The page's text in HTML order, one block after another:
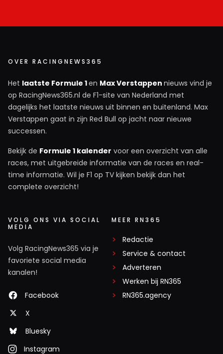
OVER RACINGNEWS365
Het laatste Formule 1en Max Verstappen nieuws vind je
op RacingNews365.nl de F1-site van Nederland met
dagelijks het laatste nieuws uit binnen en buitenland. Max
Verstappen gaat in zijn Red Bull op jacht naar nieuwe
successen.
Bekijk de Formule 1 kalender voor een overzicht van alle
races, met uitgebreide informatie van de races en real-
time informatie. Wil je F1 op TV kijken bekijk dan het
complete overzicht!
VOLG ONS VIA SOCIAL
MEDIA
Volg RacingNews365 via je
favoriete social media
kanalen!
Facebook
X
Bluesky
Instagram
MEER RN365
Redactie
Service & contact
Adverteren
Werken bij RN365
RN365.agency